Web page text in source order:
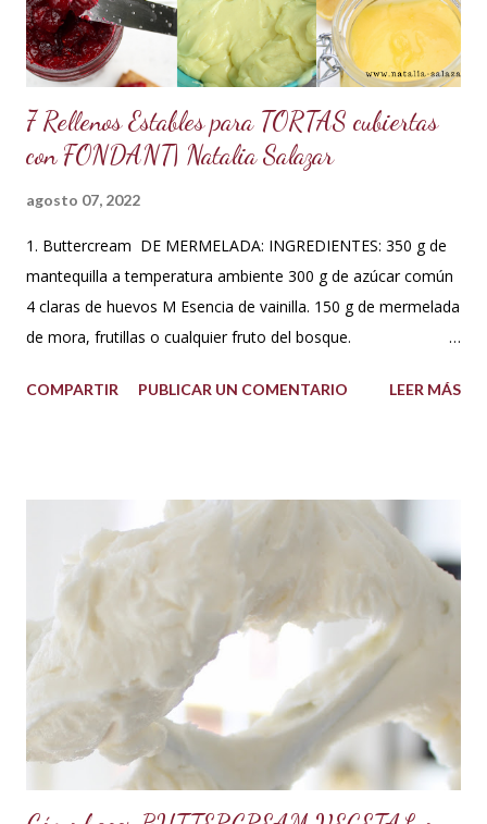
que me fui a investigar y descubrí que los estado...
7 Rellenos Estables para TORTAS cubiertas
con FONDANT| Natalia Salazar
agosto 07, 2022
1. Buttercream DE MERMELADA: INGREDIENTES: 350 g de
mantequilla a temperatura ambiente 300 g de azúcar común
4 claras de huevos M Esencia de vainilla. 150 g de mermelada
de mora, frutillas o cualquier fruto del bosque.
huevo en un tazón con los 300 g de azúcar a baño María .
que forme picos. A la mezcla agregar la mantequilla que debe
estar a temperatura ambiente, batir constantemente hasta
cremar y formar picos. Agregar la vainilla y la mermelada.
Batir hasta integrar. Se puede decorar cualquier tipo de
cupcakes o rellenar una torta o cubrir el cake tu sabor
favorito. Se debe conservar en refrigeración y es mejor
utilizarlo cuando está fresco, es decir recién hecho, porque
contiene huevos y mantequilla. Crema d...
COMPARTIR PUBLICAR UN COMENTARIO LEER MÁS